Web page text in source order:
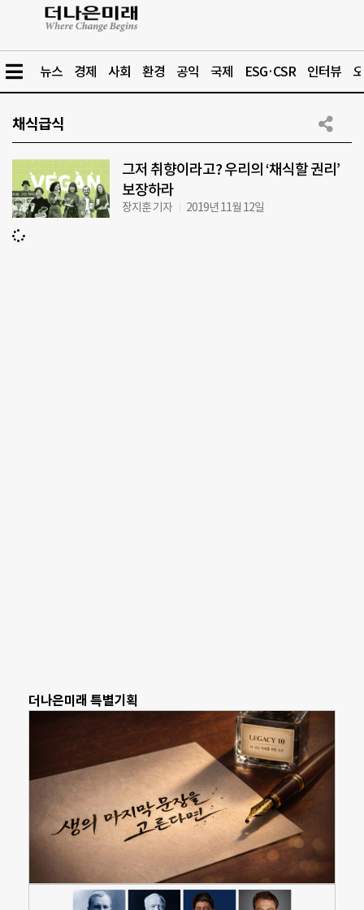
뉴스 경제 사회 환경 공익 국제 ESG·CSR 인터뷰
채식급식
그저 취향이라고? 우리의 ‘채식할 권리’
보장하라
장지훈 기자 2019년 11월 12일
더나은미래 특별기획